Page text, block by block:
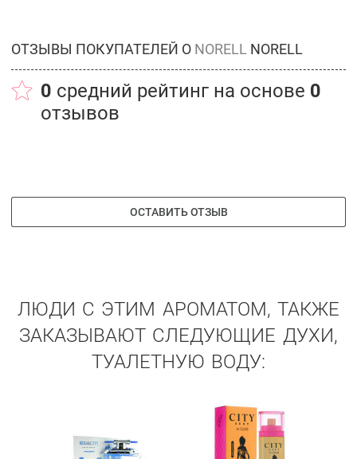
ОТЗЫВЫ ПОКУПАТЕЛЕЙ О NORELL NORELL
0 средний рейтинг на основе 0
отзывов
ОСТАВИТЬ ОТЗЫВ
ЛЮДИ С ЭТИМ АРОМАТОМ, ТАКЖЕ
ЗАКАЗЫВАЮТ СЛЕДУЮЩИЕ ДУХИ,
ТУАЛЕТНУЮ ВОДУ: